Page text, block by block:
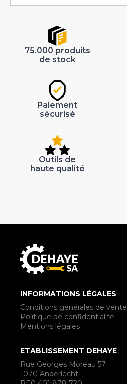
75.000 produits
de stock
Paiement
sécurisé
Outils de
haute qualité
INFORMATIONS LÉGALES
Conditions générales de vente
Politique de confidentialité
Mentions légales
ETABLISSEMENT DEHAYE
Rue Georges Moreau 57
1070 Anderlecht